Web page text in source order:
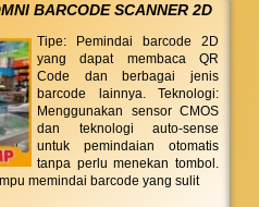
BARCODE SCANNER 2D
Tipe: Pemindai barcode 2D
yang dapat membaca QR
Code dan berbagai jenis
barcode lainnya. Teknologi:
Menggunakan sensor CMOS
dan teknologi auto-sense
untuk pemindaian otomatis
tanpa perlu menekan tombol.
memindai barcode yang sulit